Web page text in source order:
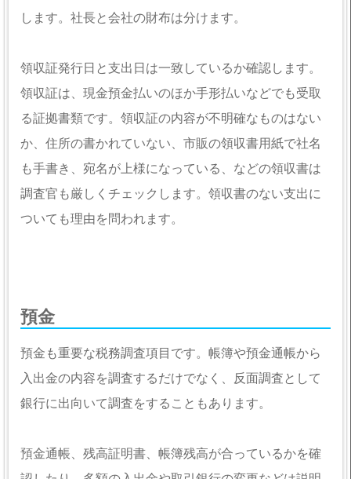
します。社長と会社の財布は分けます。
領収証発行日と支出日は一致しているか確認します。
領収証は、現金預金払いのほか手形払いなどでも受取
る証拠書類です。領収証の内容が不明確なものはない
か、住所の書かれていない、市販の領収書用紙で社名
も手書き、宛名が上様になっている、などの領収書は
調査官も厳しくチェックします。領収書のない支出に
ついても理由を問われます。
預金
預金も重要な税務調査項目です。帳簿や預金通帳から
入出金の内容を調査するだけでなく、反面調査として
銀行に出向いて調査をすることもあります。
預金通帳、残高証明書、帳簿残高が合っているかを確